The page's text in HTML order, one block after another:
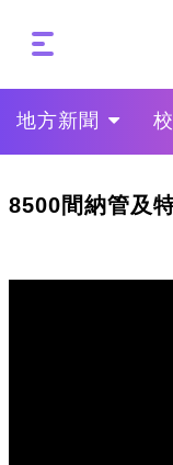
地方新聞
8500間納管及